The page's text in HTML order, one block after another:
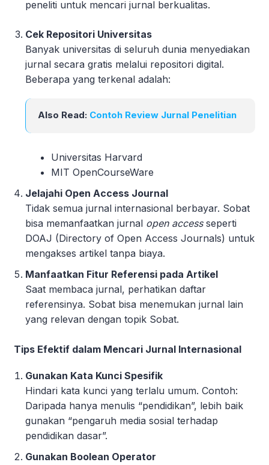
peneliti untuk mencari jurnal berkualitas.
Cek Repositori Universitas
Banyak universitas di seluruh dunia menyediakan
jurnal secara gratis melalui repositori digital.
Beberapa yang terkenal adalah:
Also Read: Contoh Review Jurnal Penelitian
Universitas Harvard
MIT OpenCourseWare
Jelajahi Open Access Journal
Tidak semua jurnal internasional berbayar. Sobat
bisa memanfaatkan jurnal open accessseperti
DOAJ (Directory of Open Access Journals) untuk
mengakses artikel tanpa biaya.
Manfaatkan Fitur Referensi pada Artikel
Saat membaca jurnal, perhatikan daftar
referensinya. Sobat bisa menemukan jurnal lain
yang relevan dengan topik Sobat.
Tips Efektif dalam Mencari Jurnal Internasional
Gunakan Kata Kunci Spesifik
Hindari kata kunci yang terlalu umum. Contoh:
Daripada hanya menulis “pendidikan”, lebih baik
gunakan “pengaruh media sosial terhadap
pendidikan dasar”.
Gunakan Boolean Operator